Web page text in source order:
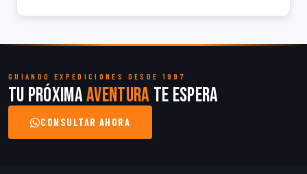
GUIANDO EXPEDICIONES DESDE 1997
Tu próximaaventura te espera
CONSULTAR AHORA